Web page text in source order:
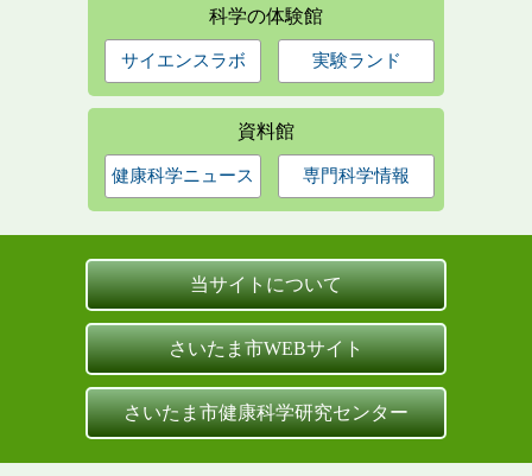
科学の体験館
サイエンスラボ 実験ランド
資料館
健康科学ニュース 専門科学情報
当サイトについて
さいたま市WEBサイト
さいたま市健康科学研究センター